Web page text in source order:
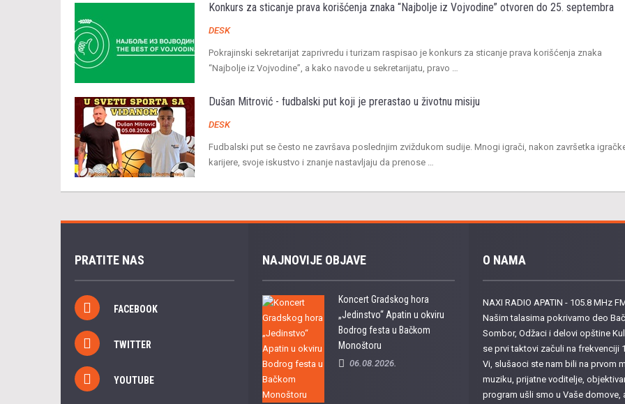
Konkurs za sticanje prava korišćenja znaka “Najbolje iz Vojvodine” otvoren do 25. septembra
DESK
Pokrajinski sekretarijat zaprivredu i turizam raspisao je konkurs za sticanje prava korišćenja znaka
“Najbolje iz Vojvodine”, a kako navode u sekretarijatu, pravo …
Dušan Mitrović - fudbalski put koji je prerastao u životnu misiju
DESK
Fudbalski put se često ne završava poslednjim zviždukom sudije. Mnogi igrači, nakon završetka
karijere, svoje iskustvo i znanje nastavljaju da prenose …
PRATITE NAS
FACEBOOK
TWITTER
YOUTUBE
NAJNOVIJE OBJAVE
Koncert Gradskog hora
„Jedinstvo“ Apatin u okviru
Bodrog festa u Bačkom
Monoštoru
06.08.2026.
O NAMA
NAXI RADIO APATIN - 105.8 MHz
Našim talasima pokrivamo deo
Sombor, Odžaci i delovi opštine
se prvi taktovi začuli na frekvenciji
Vi, slušaoci ste nam bili na prvom
muziku, prijatne voditelje,
program ušli smo u Vaše domove,